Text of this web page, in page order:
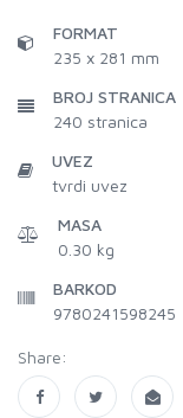
FORMAT
235 x 281 mm
BROJ STRANICA
240 stranica
UVEZ
tvrdi uvez
MASA
0.30 kg
BARKOD
9780241598245
Share: